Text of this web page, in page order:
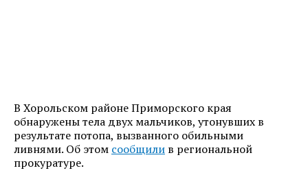
В Хорольском районе Приморского края
обнаружены тела двух мальчиков, утонувших в
результате потопа, вызванного обильными
ливнями. Об этом сообщили в региональной
прокуратуре.